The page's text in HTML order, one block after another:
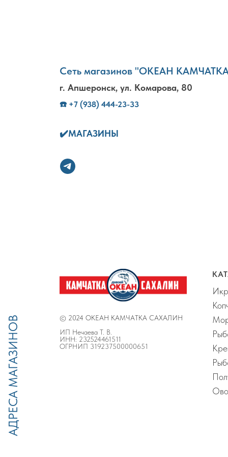
АДРЕСА МАГАЗИНОВ
Сеть магазинов "ОКЕАН
г. Апшеронск, ул. Комарова, 80
☎️ +7 (938) 444-23-33
✔️МАГАЗИНЫ
© 2024 ОКЕАН КАМЧАТКА САХАЛИН
ИП Нечаева Т. В.
ИНН: 232524461511
ОГРНИП 319237500000651